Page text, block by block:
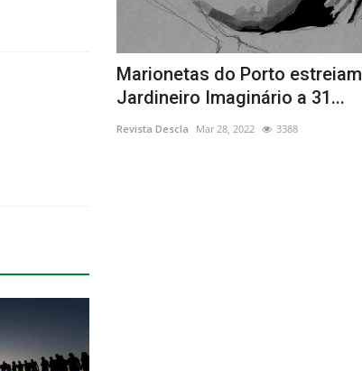
Marionetas do Porto estreiam
Jardineiro Imaginário a 31...
Revista Descla Mar 28, 2022 3388